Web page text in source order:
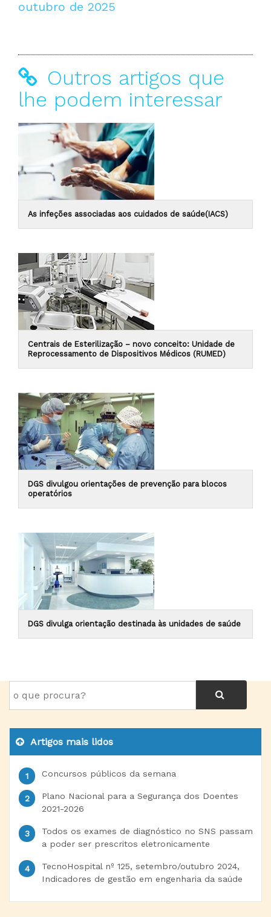
outubro de 2025
Outros artigos que
lhe podem interessar
As infeções associadas aos cuidados de saúde(IACS)
Centrais de Esterilização – novo conceito: Unidade de
Reprocessamento de Dispositivos Médicos (RUMED)
DGS divulgou orientações de prevenção para blocos
operatórios
DGS divulga orientação destinada às unidades de saúde
Artigos mais lidos
Concursos públicos da semana
Plano Nacional para a Segurança dos Doentes
2021-2026
Todos os exames de diagnóstico no SNS passam
a poder ser prescritos eletronicamente
TecnoHospital nº 125, setembro/outubro 2024,
Indicadores de gestão em engenharia da saúde